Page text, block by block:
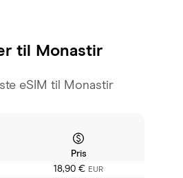
til Monastir
eSIM til Monastir
Pris
18,90 € EUR